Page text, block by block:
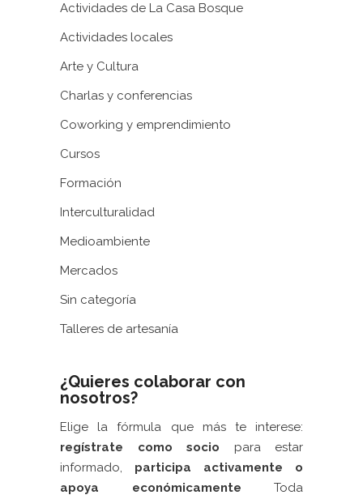
Actividades de La Casa Bosque
Actividades locales
Arte y Cultura
Charlas y conferencias
Coworking y emprendimiento
Cursos
Formación
Interculturalidad
Medioambiente
Mercados
Sin categoría
Talleres de artesanía
¿Quieres colaborar con
nosotros?
Elige la fórmula que más te interese:
regístrate como socio para estar
informado, participa activamente o
apoya económicamente Toda